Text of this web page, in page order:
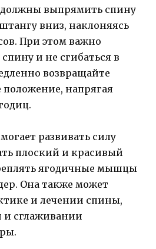
должны выпрямить спину
вниз, наклоняясь
При этом важно
и не сгибаться в
возвращайте
напрягая
развивать силу
плоский и красивый
ягодичные мышцы
Она также может
и лечении спины,
и сглаживании